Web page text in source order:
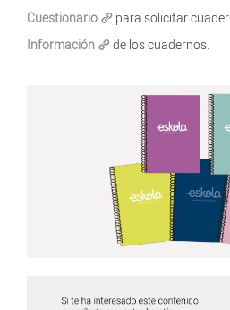
Cuestionario
para solicitar
Información
de los cuadernos.